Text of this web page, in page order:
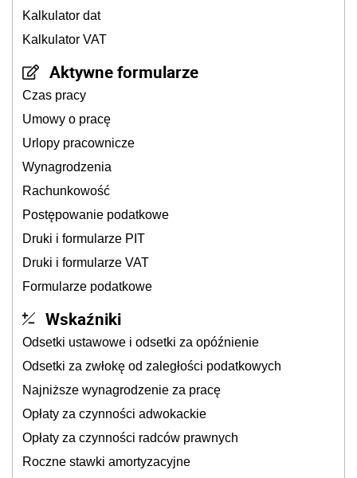
Kalkulator dat
Kalkulator VAT
Aktywne formularze
Czas pracy
Umowy o pracę
Urlopy pracownicze
Wynagrodzenia
Rachunkowość
Postępowanie podatkowe
Druki i formularze PIT
Druki i formularze VAT
Formularze podatkowe
Wskaźniki
Odsetki ustawowe i odsetki za opóźnienie
Odsetki za zwłokę od zaległości podatkowych
Najniższe wynagrodzenie za pracę
Opłaty za czynności adwokackie
Opłaty za czynności radców prawnych
Roczne stawki amortyzacyjne